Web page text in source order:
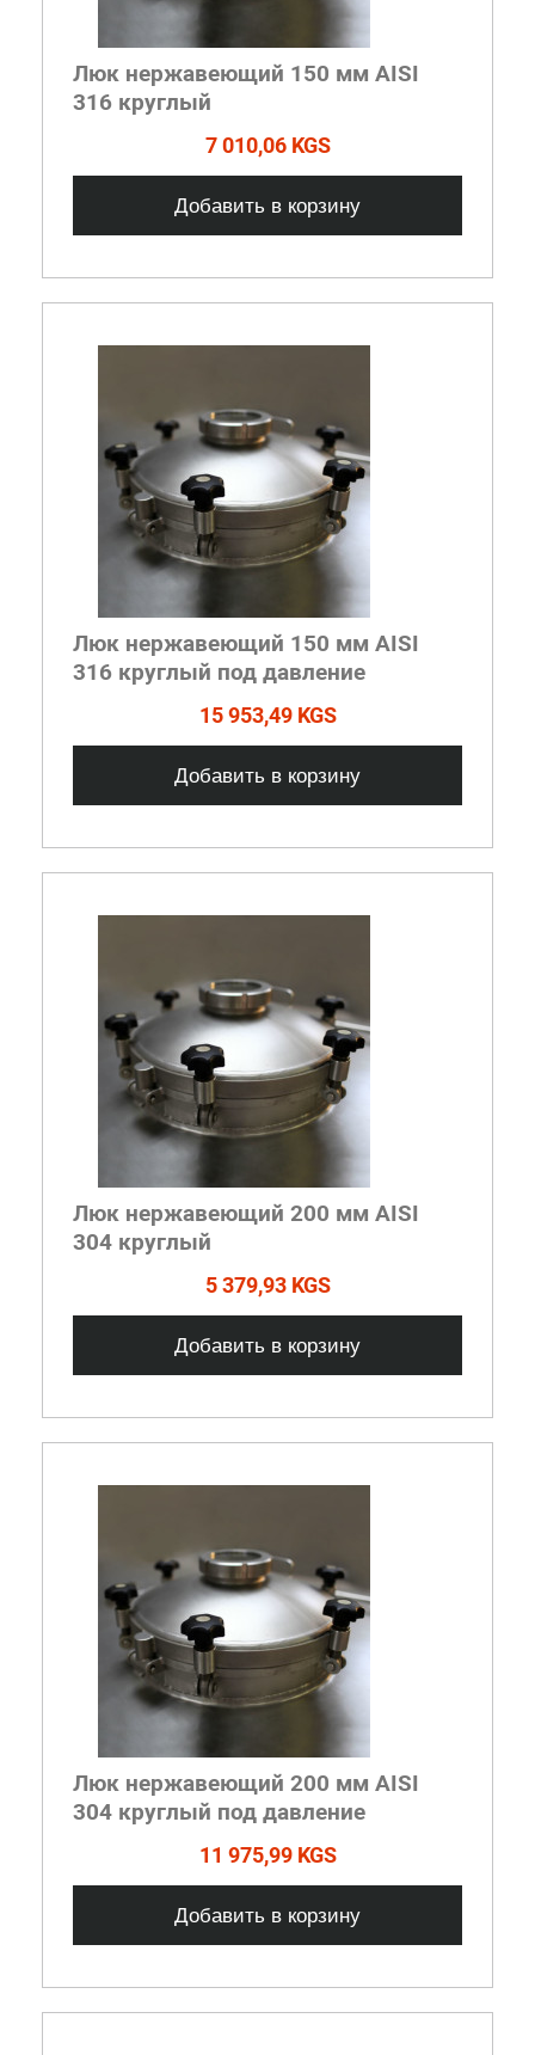
Люк нержавеющий 150 мм AISI
316 круглый
7 010,06 KGS
Добавить в корзину
Люк нержавеющий 150 мм AISI
316 круглый под давление
15 953,49 KGS
Добавить в корзину
Люк нержавеющий 200 мм AISI
304 круглый
5 379,93 KGS
Добавить в корзину
Люк нержавеющий 200 мм AISI
304 круглый под давление
11 975,99 KGS
Добавить в корзину